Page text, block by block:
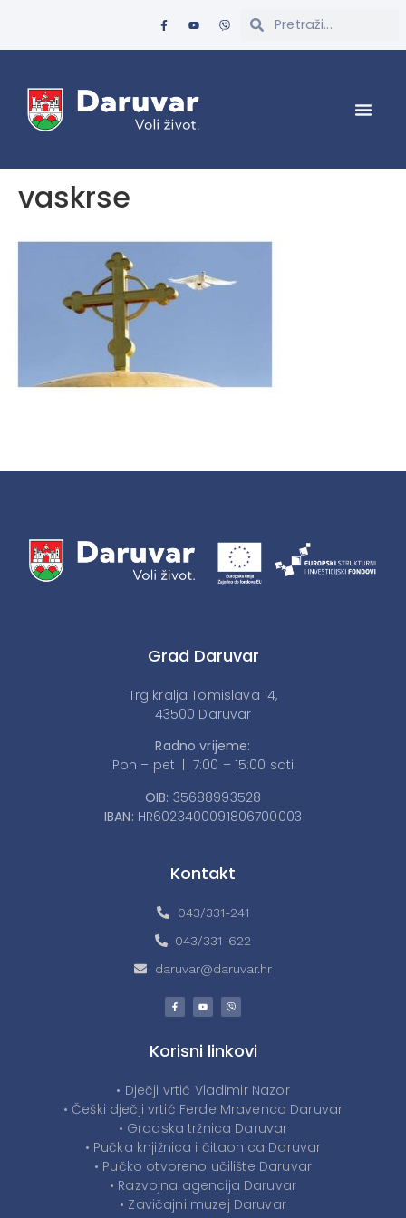
vaskrse
Grad Daruvar
Trg kralja Tomislava 14,
43500 Daruvar
Radno vrijeme:
Pon – pet | 7:00 – 15:00 sati
OIB: 35688993528
IBAN: HR6023400091806700003
Kontakt
043/331-241
043/331-622
daruvar@daruvar.hr
Korisni linkovi
• Dječji vrtić Vladimir Nazor
• Češki dječji vrtić Ferde Mravenca Daruvar
• Gradska tržnica Daruvar
• Pučka knjižnica i čitaonica Daruvar
• Pučko otvoreno učilište Daruvar
• Razvojna agencija Daruvar
• Zavičajni muzej Daruvar